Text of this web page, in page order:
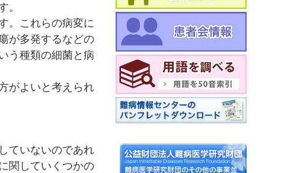
。
。これらの病変に
が多発するなどの
う種類の細菌と病
がよいと考えられ
ていないのであれ
関していくつかの